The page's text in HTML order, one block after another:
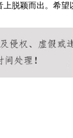
脱颖而出。希